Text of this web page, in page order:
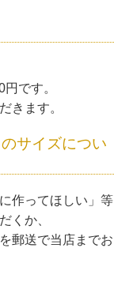
です。
きます。
サイズについ
作ってほしい」等
くか、
郵送で当店までお